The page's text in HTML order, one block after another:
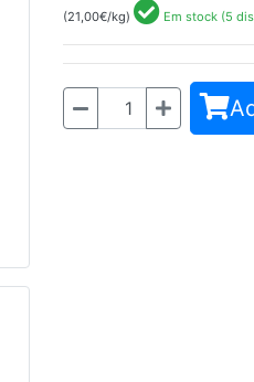
(21,00€/kg) Em stock (5
Quantidade